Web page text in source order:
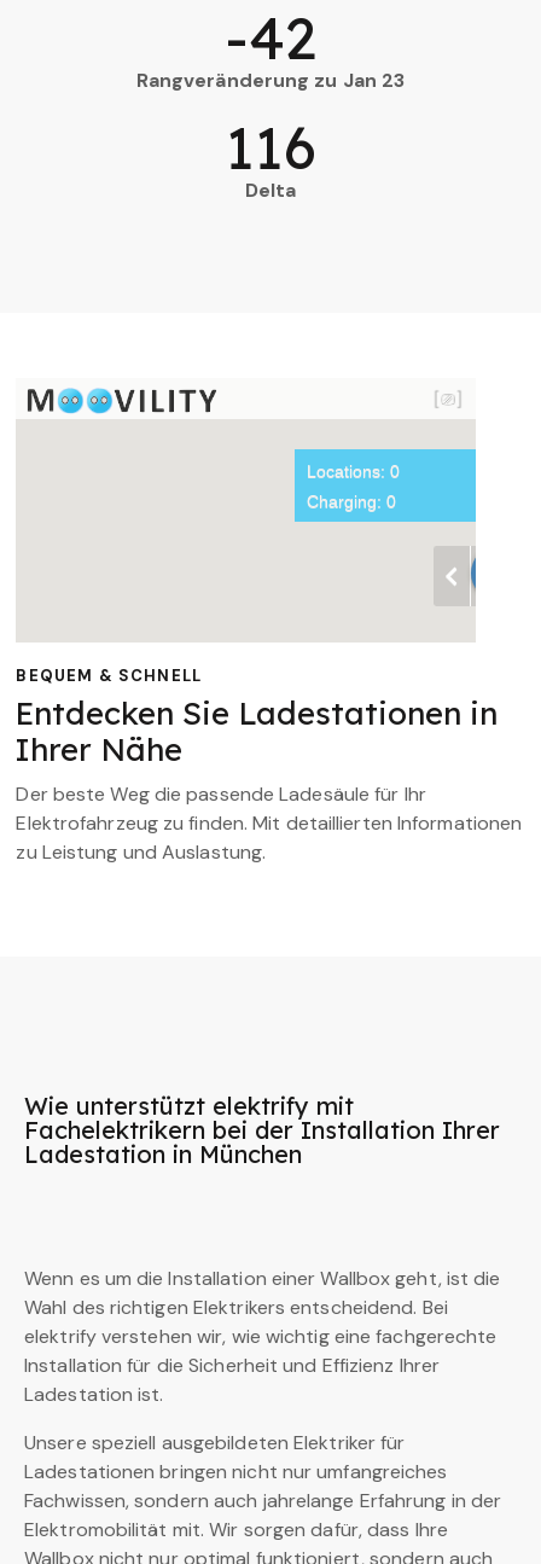
Rangveränderung zu Jan 23
-42
Delta
116
BEQUEM & SCHNELL
Entdecken Sie Ladestationen in
Ihrer Nähe
Der beste Weg die passende Ladesäule für Ihr
Elektrofahrzeug zu finden. Mit detaillierten Informationen
zu Leistung und Auslastung.
Wie unterstützt elektrify mit
Fachelektrikern bei der Installation Ihrer
Ladestation in München
Wenn es um die Installation einer Wallbox geht, ist die
Wahl des richtigen Elektrikers entscheidend. Bei
elektrify verstehen wir, wie wichtig eine fachgerechte
Installation für die Sicherheit und Effizienz Ihrer
Ladestation ist.
Unsere speziell ausgebildeten Elektriker für
Ladestationen bringen nicht nur umfangreiches
Fachwissen, sondern auch jahrelange Erfahrung in der
Elektromobilität mit. Wir sorgen dafür, dass Ihre
Wallbox nicht nur optimal funktioniert, sondern auch